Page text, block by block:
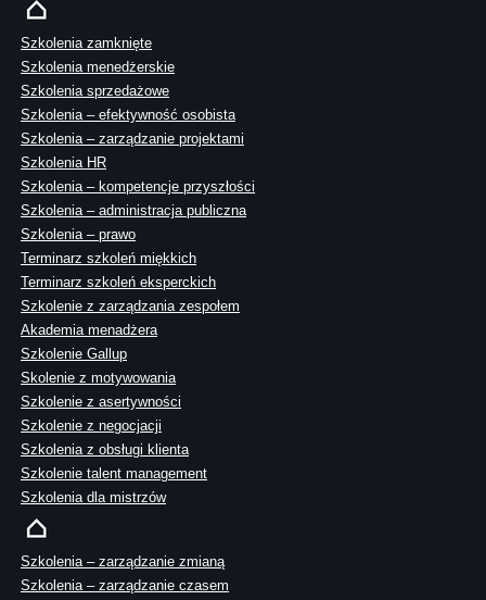
Szkolenia zamknięte
Szkolenia menedżerskie
Szkolenia sprzedażowe
Szkolenia – efektywność osobista
Szkolenia – zarządzanie projektami
Szkolenia HR
Szkolenia – kompetencje przyszłości
Szkolenia – administracja publiczna
Szkolenia – prawo
Terminarz szkoleń miękkich
Terminarz szkoleń eksperckich
Szkolenie z zarządzania zespołem
Akademia menadżera
Szkolenie Gallup
Skolenie z motywowania
Szkolenie z asertywności
Szkolenie z negocjacji
Szkolenia z obsługi klienta
Szkolenie talent management
Szkolenia dla mistrzów
Szkolenia – zarządzanie zmianą
Szkolenia – zarządzanie czasem